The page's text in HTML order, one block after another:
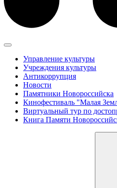
Управление культуры
Учреждения культуры
Антикоррупция
Новости
Памятники Новороссийска
Кинофестиваль "Малая
Виртуальный тур по
Книга Памяти